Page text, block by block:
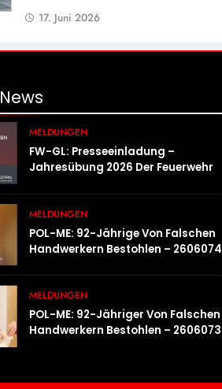
17. Juni 2026
News
MELDUNGEN
FW-GL: Presseeinladung –
Jahresübung 2026 Der Feuerwehr
MELDUNGEN
POL-ME: 92-Jährige Von Falschen
Handwerkern Bestohlen – 2606074
MELDUNGEN
POL-ME: 92-Jähriger Von Falschen
Handwerkern Bestohlen – 2606073